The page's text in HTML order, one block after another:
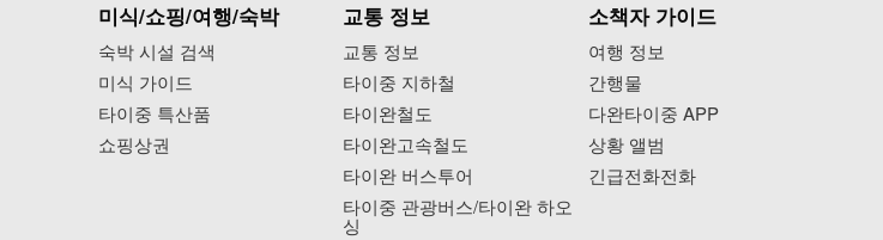
미식/쇼핑/여행/숙박
숙박 시설 검색
미식 가이드
타이중 특산품
쇼핑상권
교통 정보
교통 정보
타이중 지하철
타이완철도
타이완고속철도
타이완 버스투어
타이중 관광버스/타이완 하오
싱
소책자 가이드
여행 정보
간행물
다완타이중 APP
상황 앨범
긴급전화전화